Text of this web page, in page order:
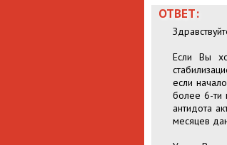
ОТВЕТ:
Если Вы
если
более 6-ти
антидота
месяцев